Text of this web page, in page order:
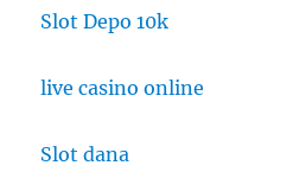
Slot Depo 10k
live casino online
Slot dana